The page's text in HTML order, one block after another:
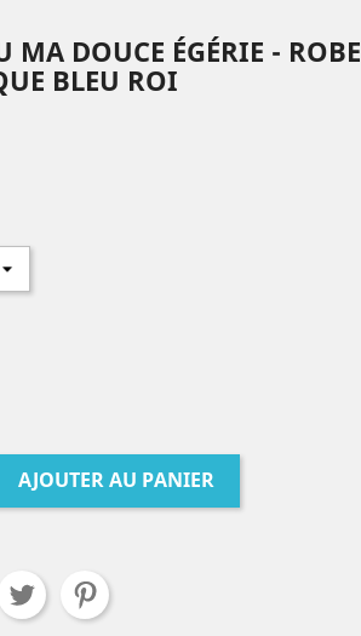
MA DOUCE ÉGÉRIE - ROBE
BLEU ROI
AJOUTER AU PANIER